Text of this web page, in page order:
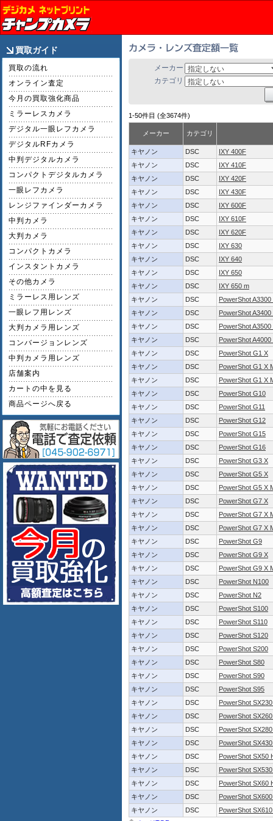
買取ガイド
買取の流れ
オンライン査定
今月の買取強化商品
ミラーレスカメラ
デジタル一眼レフカメラ
デジタルRFカメラ
中判デジタルカメラ
コンパクトデジタルカメラ
一眼レフカメラ
レンジファインダーカメラ
中判カメラ
大判カメラ
コンパクトカメラ
インスタントカメラ
その他カメラ
ミラーレス用レンズ
一眼レフ用レンズ
大判カメラ用レンズ
コンバージョンレンズ
中判カメラ用レンズ
店舗案内
カートの中を見る
商品ページへ戻る
メーカー
カテゴリ
1-50件目 (全3674件)
メーカー カテゴリ
キヤノン DSC
IXY 400F
キヤノン
DSC
IXY 410F
キヤノン
DSC
IXY 420F
キヤノン
DSC
IXY 430F
キヤノン
DSC
IXY 600F
キヤノン
DSC
IXY 610F
キヤノン
DSC
IXY 620F
キヤノン
DSC
IXY 630
キヤノン
DSC
IXY 640
キヤノン
DSC
IXY 650
キヤノン
DSC
IXY 650 m
キヤノン
DSC
PowerShot A3300
キヤノン
DSC
PowerShot A3400
キヤノン
DSC
PowerShot A3500
キヤノン
DSC
PowerShot A4000
キヤノン
DSC
PowerShot G1 X
キヤノン
DSC
PowerShot G1 X
キヤノン
DSC
PowerShot G1 X
キヤノン
DSC
PowerShot G10
キヤノン
DSC
PowerShot G11
キヤノン
DSC
PowerShot G12
キヤノン
DSC
PowerShot G15
キヤノン
DSC
PowerShot G16
キヤノン
DSC
PowerShot G3 X
キヤノン
DSC
PowerShot G5 X
キヤノン
DSC
PowerShot G5 X
キヤノン
DSC
PowerShot G7 X
キヤノン
DSC
PowerShot G7 X
キヤノン
DSC
PowerShot G7 X
キヤノン
DSC
PowerShot G9
キヤノン
DSC
PowerShot G9 X
キヤノン
DSC
PowerShot G9 X
キヤノン
DSC
PowerShot N100
キヤノン
DSC
PowerShot N2
キヤノン
DSC
PowerShot S100
キヤノン
DSC
PowerShot S110
キヤノン
DSC
PowerShot S120
キヤノン
DSC
PowerShot S200
キヤノン
DSC
PowerShot S80
キヤノン
DSC
PowerShot S90
キヤノン
DSC
PowerShot S95
キヤノン
DSC
PowerShot
キヤノン
DSC
PowerShot
キヤノン
DSC
PowerShot
キヤノン
DSC
PowerShot
キヤノン
DSC
PowerShot SX50
キヤノン
DSC
PowerShot
キヤノン
DSC
PowerShot SX60
キヤノン
DSC
PowerShot
キヤノン
DSC
PowerShot